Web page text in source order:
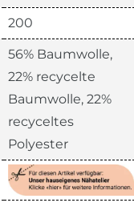
200
56% Baumwolle,
22% recycelte
Baumwolle, 22%
recyceltes
Polyester